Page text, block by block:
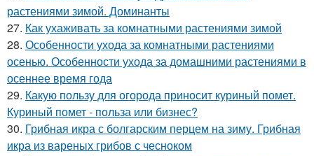
растениями зимой. Доминанты
27. Как ухаживать за комнатными растениями зимой
28. Особенности ухода за комнатными растениями
осенью. Особенности ухода за домашними растениями в
осеннее время года
29. Какую пользу для огорода приносит куриный помет.
Куриный помет - польза или бизнес?
30. Грибная икра с болгарским перцем на зиму. Грибная
икра из вареных грибов с чесноком